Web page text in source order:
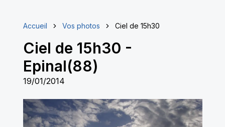
Accueil Vos photos Ciel de 15h30
Ciel de 15h30 -
Epinal(88)
19/01/2014